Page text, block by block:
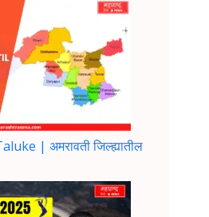
| अमरावती जिल्ह्यातील